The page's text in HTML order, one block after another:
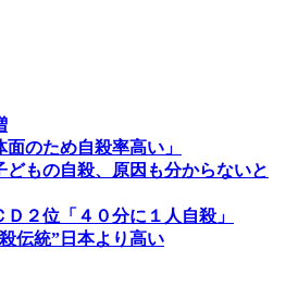
面のため自殺率高い」
どもの自殺、原因も分からないと
２位「４０分に１人自殺」
伝統”日本より高い